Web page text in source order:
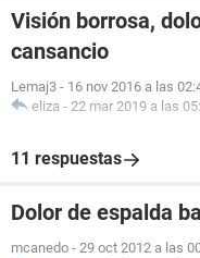
Visión borrosa,
cansancio
Lemaj3 - 16 nov 2016 a las
eliza - 22 mar 2019 a las
11 respuestas
Dolor de espalda
mcanedo - 29 oct 2012 a las